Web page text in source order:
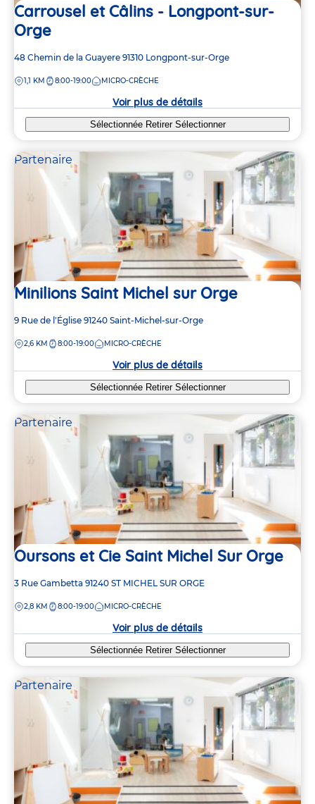
Carrousel et Câlins - Longpont-sur-
Orge
Adresse
la
48 Chemin de la Guayere 91310 Longpont-sur-Orge
DISTANCE
1,1 KM 8:00-19:00 MICRO-CRÈCHE
Voir plus de détails
Sélectionnée Retirer Sélectionner
Partenaire
Minilions Saint Michel sur Orge
Adresse
la
9 Rue de l'Église 91240 Saint-Michel-sur-Orge
DISTANCE
2,6 KM 8:00-19:00 MICRO-CRÈCHE
Voir plus de détails
Sélectionnée Retirer Sélectionner
Partenaire
Oursons et Cie Saint Michel Sur Orge
Adresse
la
3 Rue Gambetta 91240 ST MICHEL SUR ORGE
DISTANCE
2,8 KM 8:00-19:00 MICRO-CRÈCHE
Voir plus de détails
Sélectionnée Retirer Sélectionner
Partenaire